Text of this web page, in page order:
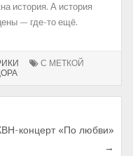
история. А история
— где-то ещё.
С МЕТКОЙ
концерт «По любви»
→